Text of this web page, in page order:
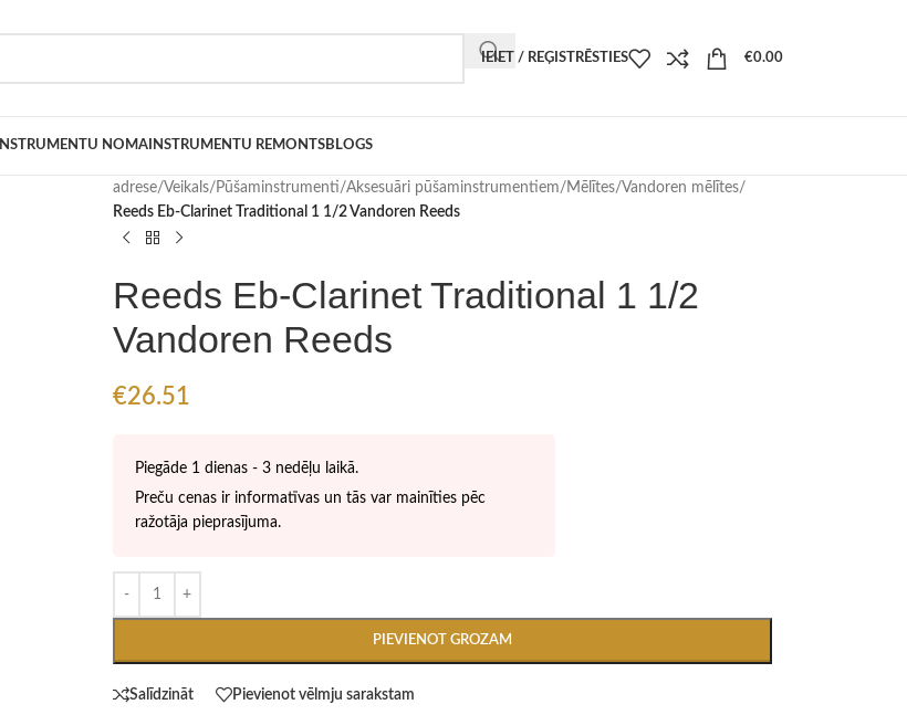
IEIET / REĢISTRĒSTIES €0.00
INSTRUMENTU NOMA INSTRUMENTU REMONTSBLOGS
adrese/Veikals/ Pūšaminstrumenti/Aksesuāri pūšaminstrumentiem/ Mēlītes/Vandoren mēlītes/
Reeds Eb-Clarinet Traditional 1 1/2 Vandoren Reeds
Reeds Eb-Clarinet Traditional 1 1/2
Vandoren Reeds
€26.51
Piegāde 1 dienas - 3 nedēļu laikā.
Preču cenas ir informatīvas un tās var mainīties pēc
ražotāja pieprasījuma.
PIEVIENOT GROZAM
Salīdzināt Pievienot vēlmju sarakstam